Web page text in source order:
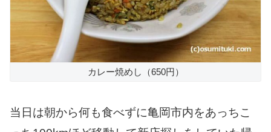
カレー焼めし（650円）
当日は朝から何も食べずに亀岡市内をあっちこ